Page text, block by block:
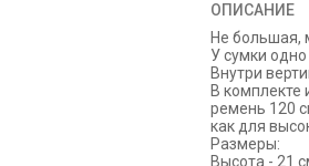
ОПИСАНИЕ
Не большая,
У сумки
Внутри
В комплекте
ремень 120
как для
Размеры:
Высота - 21